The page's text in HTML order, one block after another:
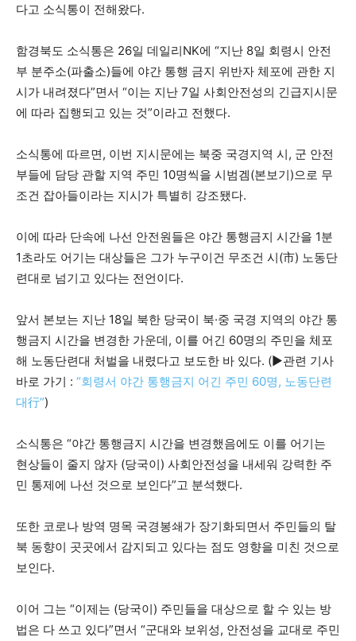
다고 소식통이 전해왔다.
함경북도 소식통은 26일 데일리NK에 “지난 8일 회령시 안전
부 분주소(파출소)들에 야간 통행 금지 위반자 체포에 관한 지
시가 내려졌다”면서 “이는 지난 7일 사회안전성의 긴급지시문
에 따라 집행되고 있는 것”이라고 전했다.
소식통에 따르면, 이번 지시문에는 북중 국경지역 시, 군 안전
부들에 담당 관할 지역 주민 10명씩을 시범겜(본보기)으로 무
조건 잡아들이라는 지시가 특별히 강조됐다.
이에 따라 단속에 나선 안전원들은 야간 통행금지 시간을 1분
1초라도 어기는 대상들은 그가 누구이건 무조건 시(市) 노동단
련대로 넘기고 있다는 전언이다.
앞서 본보는 지난 18일 북한 당국이 북·중 국경 지역의 야간 통
행금지 시간을 변경한 가운데, 이를 어긴 60명의 주민을 체포
해 노동단련대 처벌을 내렸다고 보도한 바 있다. (▶관련 기사
바로 가기 : “회령서 야간 통행금지 어긴 주민 60명, 노동단련
대行”)
소식통은 “야간 통행금지 시간을 변경했음에도 이를 어기는
현상들이 줄지 않자 (당국이) 사회안전성을 내세워 강력한 주
민 통제에 나선 것으로 보인다”고 분석했다.
또한 코로나 방역 명목 국경봉쇄가 장기화되면서 주민들의 탈
북 동향이 곳곳에서 감지되고 있다는 점도 영향을 미친 것으로
보인다.
이어 그는 “이제는 (당국이) 주민들을 대상으로 할 수 있는 방
법은 다 쓰고 있다”면서 “군대와 보위성, 안전성을 교대로 주민